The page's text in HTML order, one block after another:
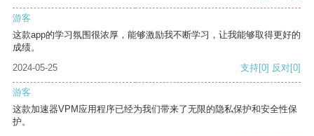
游客
这款app的学习氛围很浓厚，能够激励我不断学习，让我能够取得更好的
成绩。
2024-05-25
支持[0] 反对[0]
游客
这款加速器VPM应用程序已经为我们带来了无限的隐私保护和安全性保
护。